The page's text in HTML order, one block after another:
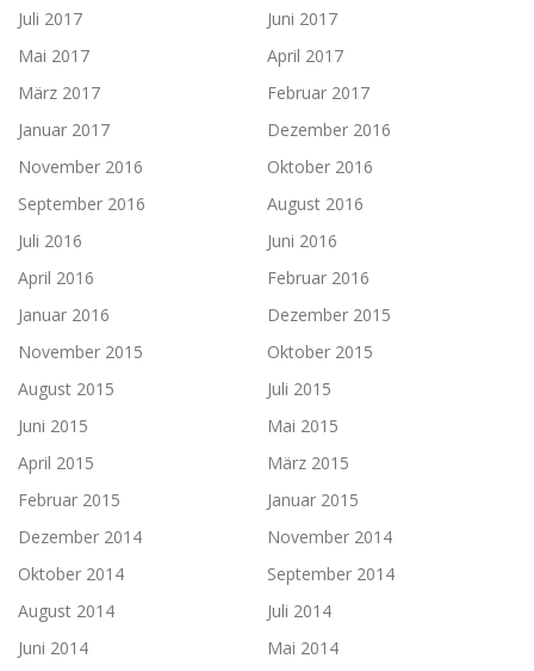
Juli 2017
Juni 2017
Mai 2017
April 2017
März 2017
Februar 2017
Januar 2017
Dezember 2016
November 2016
Oktober 2016
September 2016
August 2016
Juli 2016
Juni 2016
April 2016
Februar 2016
Januar 2016
Dezember 2015
November 2015
Oktober 2015
August 2015
Juli 2015
Juni 2015
Mai 2015
April 2015
März 2015
Februar 2015
Januar 2015
Dezember 2014
November 2014
Oktober 2014
September 2014
August 2014
Juli 2014
Juni 2014
Mai 2014